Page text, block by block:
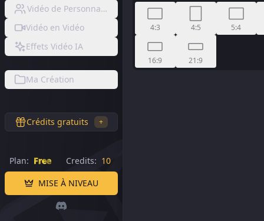
Vidéo de Personnage Consistent
Vidéo en Vidéo
Effets Vidéo IA
Ma Création
Crédits gratuits +
Plan: Free Credits: 10
MISE À NIVEAU
4:3 4:5 5:4
16:9 21:9